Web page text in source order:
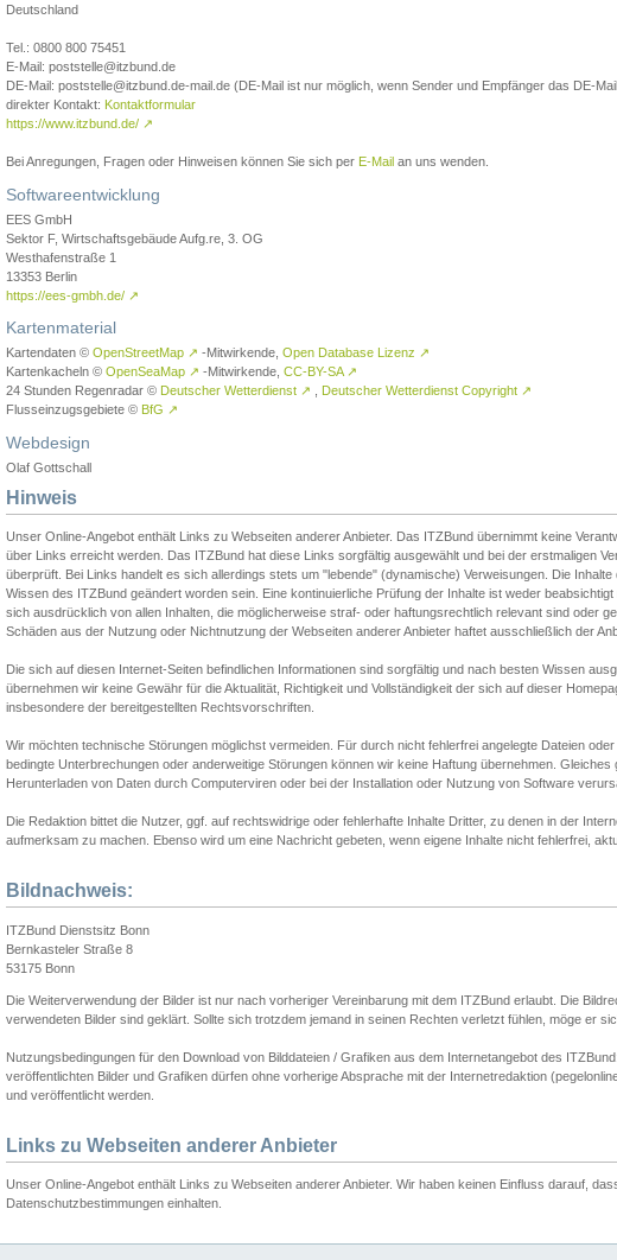
Deutschland
Tel.: 0800 800 75451
E-Mail: poststelle@itzbund.de
DE-Mail: poststelle@itzbund.de-mail.de (DE-Mail ist nur möglich, wenn Sender und Empfänger das DE-
direkter Kontakt: Kontaktformular
https://www.itzbund.de/ ↗
Bei Anregungen, Fragen oder Hinweisen können Sie sich per E-Mail an uns wenden.
Softwareentwicklung
EES GmbH
Sektor F, Wirtschaftsgebäude Aufg.re, 3. OG
Westhafenstraße 1
13353 Berlin
https://ees-gmbh.de/ ↗
Kartenmaterial
Kartendaten © OpenStreetMap ↗ -Mitwirkende, Open Database Lizenz ↗
Kartenkacheln © OpenSeaMap ↗ -Mitwirkende, CC-BY-SA ↗
24 Stunden Regenradar © Deutscher Wetterdienst ↗ Deutscher Wetterdienst Copyright ↗
Flusseinzugsgebiete © BfG ↗
Webdesign
Olaf Gottschall
Hinweis
Unser Online-Angebot enthält Links zu Webseiten anderer Anbieter. Das ITZBund übernimmt keine
über Links erreicht werden. Das ITZBund hat diese Links sorgfältig ausgewählt und bei der erstmaligen
überprüft. Bei Links handelt es sich allerdings stets um "lebende" (dynamische) Verweisungen. Die
Wissen des ITZBund geändert worden sein. Eine kontinuierliche Prüfung der Inhalte ist weder
sich ausdrücklich von allen Inhalten, die möglicherweise straf- oder haftungsrechtlich relevant sind oder
Schäden aus der Nutzung oder Nichtnutzung der Webseiten anderer Anbieter haftet ausschließlich der
Die sich auf diesen Internet-Seiten befindlichen Informationen sind sorgfältig und nach besten Wissen
übernehmen wir keine Gewähr für die Aktualität, Richtigkeit und Vollständigkeit der sich auf dieser
insbesondere der bereitgestellten Rechtsvorschriften.
Wir möchten technische Störungen möglichst vermeiden. Für durch nicht fehlerfrei angelegte Dateien
bedingte Unterbrechungen oder anderweitige Störungen können wir keine Haftung übernehmen. Gleiches
Herunterladen von Daten durch Computerviren oder bei der Installation oder Nutzung von Software
Die Redaktion bittet die Nutzer, ggf. auf rechtswidrige oder fehlerhafte Inhalte Dritter, zu denen in der
aufmerksam zu machen. Ebenso wird um eine Nachricht gebeten, wenn eigene Inhalte nicht fehlerfrei,
Bildnachweis:
ITZBund Dienstsitz Bonn
Bernkasteler Straße 8
53175 Bonn
Die Weiterverwendung der Bilder ist nur nach vorheriger Vereinbarung mit dem ITZBund erlaubt. Die
verwendeten Bilder sind geklärt. Sollte sich trotzdem jemand in seinen Rechten verletzt fühlen, möge er
Nutzungsbedingungen für den Download von Bilddateien / Grafiken aus dem Internetangebot des
veröffentlichten Bilder und Grafiken dürfen ohne vorherige Absprache mit der Internetredaktion
und veröffentlicht werden.
Links zu Webseiten anderer Anbieter
Unser Online-Angebot enthält Links zu Webseiten anderer Anbieter. Wir haben keinen Einfluss darauf,
Datenschutzbestimmungen einhalten.